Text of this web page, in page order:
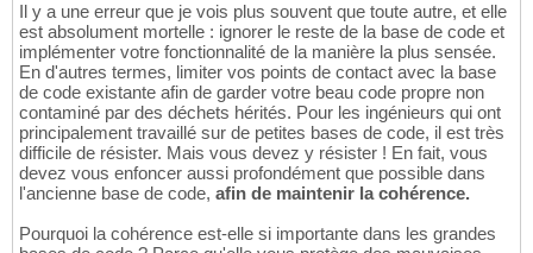
Il y a une erreur que je vois plus souvent que toute autre, et elle
est absolument mortelle : ignorer le reste de la base de code et
implémenter votre fonctionnalité de la manière la plus sensée.
En d'autres termes, limiter vos points de contact avec la base
de code existante afin de garder votre beau code propre non
contaminé par des déchets hérités. Pour les ingénieurs qui ont
principalement travaillé sur de petites bases de code, il est très
difficile de résister. Mais vous devez y résister ! En fait, vous
devez vous enfoncer aussi profondément que possible dans
l'ancienne base de code, afin de maintenir la cohérence.
Pourquoi la cohérence est-elle si importante dans les grandes